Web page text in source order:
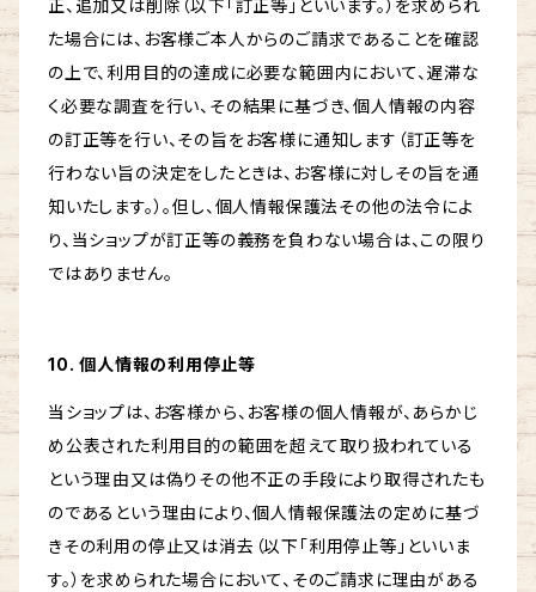
正、追加又は削除（以下「訂正等」といいます。）を求められ
た場合には、お客様ご本人からのご請求であることを確認
の上で、利用目的の達成に必要な範囲内において、遅滞な
く必要な調査を行い、その結果に基づき、個人情報の内容
の訂正等を行い、その旨をお客様に通知します（訂正等を
行わない旨の決定をしたときは、お客様に対しその旨を通
知いたします。）。但し、個人情報保護法その他の法令によ
り、当ショップが訂正等の義務を負わない場合は、この限り
ではありません。
10. 個人情報の利用停止等
当ショップは、お客様から、お客様の個人情報が、あらかじ
め公表された利用目的の範囲を超えて取り扱われている
という理由又は偽りその他不正の手段により取得されたも
のであるという理由により、個人情報保護法の定めに基づ
きその利用の停止又は消去（以下「利用停止等」といいま
す。）を求められた場合において、そのご請求に理由がある